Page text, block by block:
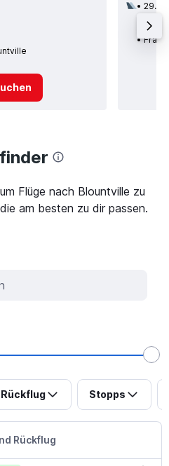
29.08.
Flüge nach Blountville zu
am besten zu dir passen.
Stopps
Rückflug